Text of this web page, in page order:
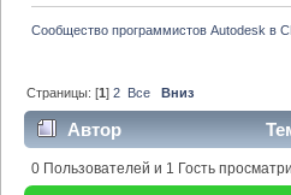
Сообщество программистов Autodesk в
Страницы: [1]2 Все Вниз
Автор
(Прочитано 46772 раз)
0 Пользователей и 1 Гость